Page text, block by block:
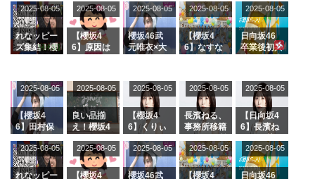
ージを脱い
でいた理由
グル『Mak
e or Brea
k』オフィ
シャルグッ
ズ絶賛販売
の2人を手
玉に取る大
沼晶保【く
りぃむナン
タラ】
属を発表
ら移籍しフ
ラーム所属
に。これで
事務所に所
属している
がこちら
れなッピー
ズ集結！櫻
理子、8/6
「ラヴィッ
ト！」水曜
スタジオ出
演決定
2025-08-05
【櫻坂4
6】原因は
uddiesを
ざわつかせ
る...
2025-08-05
櫻坂46武
元唯衣×大
カップお姉
さんに恐怖
【くりぃむ
ナンタラ】
2025-08-05
【櫻坂4
6】なすな
2曲目っ
て...【ラヴ
ィット 東
京ドーム公
演】
2025-08-05
日向坂46
卒業後初共
師匠オード
リー若林さ
んと再会し
た結果･･･
【激レアさ
きた。】
2025-08-05
【櫻坂4
6】田村保
ージを脱い
でいた理由
2025-08-05
良い品揃
え！櫻坂4
グル『Mak
e or Brea
k』オフィ
2025-08-05
【櫻坂4
6】くりぃ
の2人を手
玉に取る大
沼晶保【く
2025-08-05
長濱ねる、
事務所移籍
属を発表
2025-08-05
【日向坂4
6】長濱ね
ら移籍しフ
ラーム所属
に。これで
2025-08-05
れなッピー
2025-08-05
【櫻坂4
2025-08-05
櫻坂46武
2025-08-05
【櫻坂4
2025-08-05
日向坂46
2025-08-05